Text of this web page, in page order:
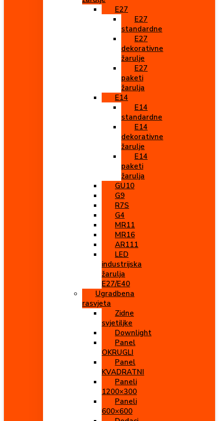
E27
E27
standardne
E27
dekorativne
žarulje
E27
paketi
žarulja
E14
E14
standardne
E14
dekorativne
žarulje
E14
paketi
žarulja
GU10
G9
R7S
G4
MR11
MR16
AR111
LED
industrijska
žarulja
E27/E40
Ugradbena
rasvjeta
Zidne
svjetiljke
Downlight
Panel
OKRUGLI
Panel
KVADRATNI
Paneli
1200×300
Paneli
600×600